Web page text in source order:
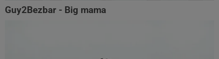
Guy2Bezbar - Big mama